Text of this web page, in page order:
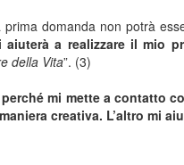
domanda non potrà
aiuterà a realizzare il mio
della Vita”. (3)
mi mette a contatto
creativa. L’altro mi